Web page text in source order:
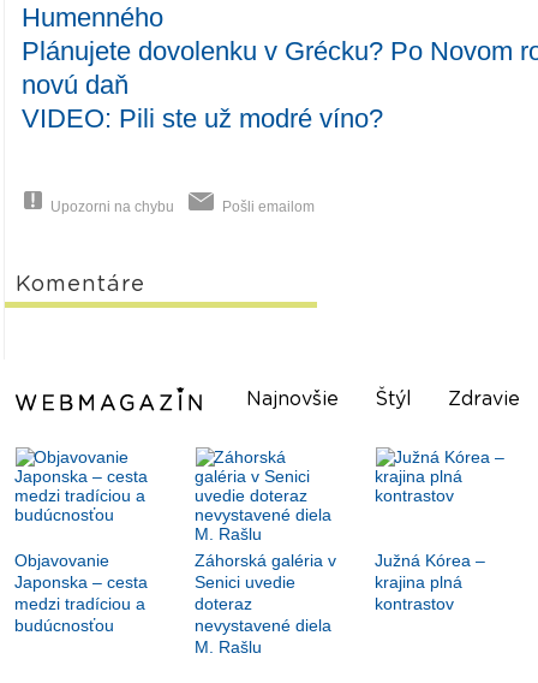
Humenného
Plánujete dovolenku v Grécku? Po Novom
novú daň
VIDEO: Pili ste už modré víno?
Upozorni na chybu Pošli emailom
Komentáre
Najnovšie Štýl Zdravie
Objavovanie
Japonska – cesta
medzi tradíciou a
budúcnosťou
Záhorská galéria v
Senici uvedie
doteraz
nevystavené diela
M. Rašlu
Južná Kórea –
krajina plná
kontrastov